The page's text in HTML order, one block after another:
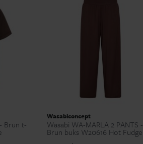
Brun t-
Wasabiconcept
Wasabi WA-MARLA 2 PANTS -
Brun buks W20616 Hot Fudge